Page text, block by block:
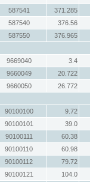
587541
371.285
587540
376.56
587550
376.965
9669040
3.4
9660049
20.722
9660050
26.772
90100100
9.72
90100101
39.0
90100111
60.38
90100110
60.98
90100112
79.72
90100121
104.0